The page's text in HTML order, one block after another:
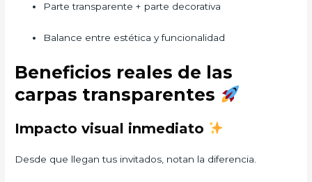
Parte transparente + parte decorativa
Balance entre estética y funcionalidad
Beneficios reales de las
carpas transparentes
Impacto visual inmediato
Desde que llegan tus invitados, notan la diferencia.